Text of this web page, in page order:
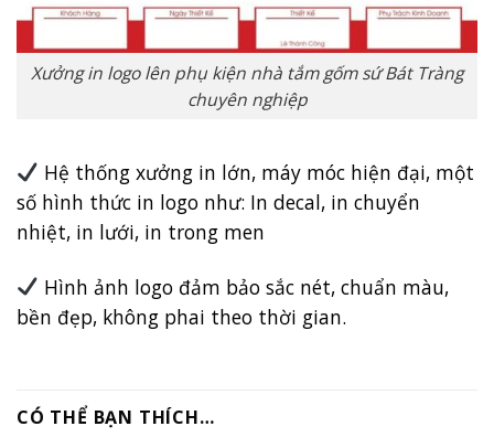
Xưởng in logo lên phụ kiện nhà tắm gốm sứ Bát Tràng
chuyên nghiệp
Hệ thống xưởng in lớn, máy móc hiện đại, một
số hình thức in logo như: In decal, in chuyển
nhiệt, in lưới, in trong men
Hình ảnh logo đảm bảo sắc nét, chuẩn màu,
bền đẹp, không phai theo thời gian.
CÓ THỂ BẠN THÍCH…